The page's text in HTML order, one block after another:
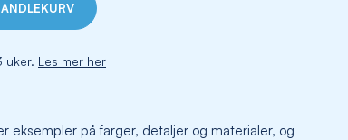
uker. Les mer her
eksempler på farger, detaljer og materialer, og